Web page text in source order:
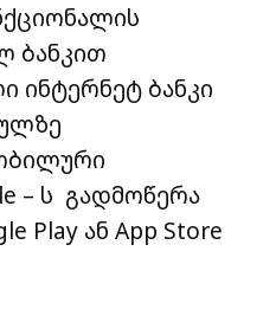
ბანკით
ინტერნეტ ბანკი
– ს გადმოწერა
Play ან App Store